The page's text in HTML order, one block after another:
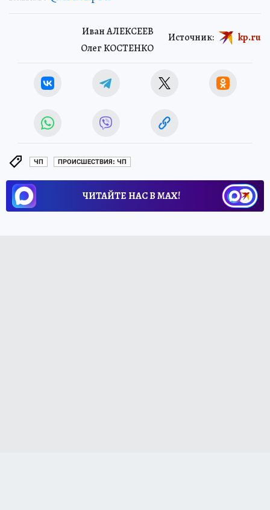
Иван АЛЕКСЕЕВ
Олег КОСТЕНКО
Источник: kp.ru
ЧП ПРОИСШЕСТВИЯ: ЧП
ЧИТАЙТЕ НАС В МАХ!